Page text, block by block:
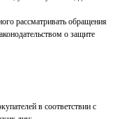
рассматривать обращения
о защите
в соответствии с